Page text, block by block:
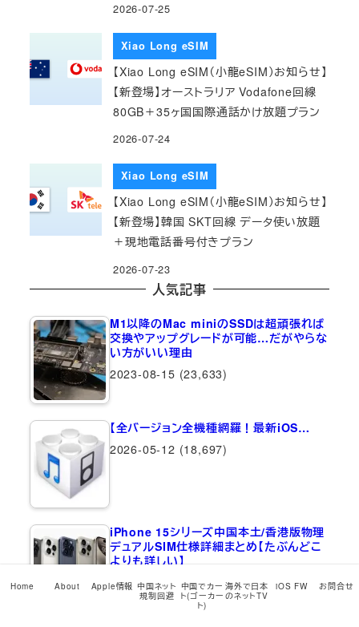
2026-07-25
Xiao Long eSIM
【Xiao Long eSIM（小龍eSIM）お知らせ】
【新登場】オーストラリア Vodafone回線
80GB＋35ヶ国国際通話かけ放題プラン
2026-07-24
Xiao Long eSIM
【Xiao Long eSIM（小龍eSIM）お知らせ】
【新登場】韓国 SKT回線 データ使い放題
＋現地電話番号付きプラン
2026-07-23
人気記事
M1以降のMac miniのSSDは超頑張れば
交換やアップグレードが可能…だがやらな
い方がいい理由
2023-08-15 (23,633)
【全バージョン全機種網羅！最新iOS…
2026-05-12 (18,697)
iPhone 15シリーズ中国本土/香港版物理
デュアルSIM仕様詳細まとめ【たぶんどこ
よりも詳しい】
2023-09-16 (10,151)
Home About Apple情報 中国ネット
規制回避
中国でカー
ト(ゴーカー
ト)
海外で日本
のネットTV
iOS FW お問合せ